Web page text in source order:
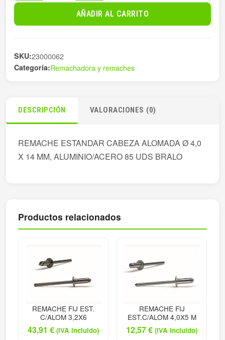
4
8
cantidad
AÑADIR AL CARRITO
SKU:23000062
Categoría:Remachadora y remaches
DESCRIPCIÓN VALORACIONES (0)
REMACHE ESTANDAR CABEZA ALOMADA Ø 4,0
X 14 MM, ALUMINIO/ACERO 85 UDS BRALO
Productos relacionados
REMACHE FIJ EST.
C/ALOM 3,2X6
43,91 € (IVA incluido)
REMACHE FIJ
EST.C/ALOM 4,0X5 M
12,57€ (IVA incluido)